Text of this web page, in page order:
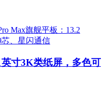
寸3K类纸屏，多色可